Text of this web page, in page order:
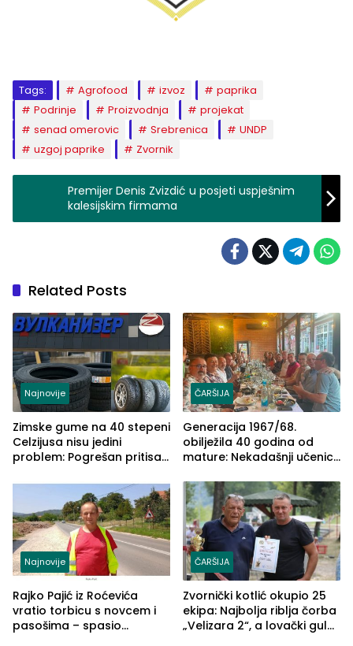
Tags: Agrofood izvoz
paprika
Podrinje
Proizvodnja
projekat
senad omerovic
Srebrenica
UNDP
uzgoj paprike
Zvornik
Premijer Denis Zvizdić u posjeti uspješnim
kalesijskim firmama
Related Posts
Najnovije
Zimske gume na 40 stepeni
Celzijusa nisu jedini
problem: Pogrešan pritisak
ČARŠIJA
Generacija 1967/68.
obilježila 40 godina od
mature: Nekadašnji učenici
(FOTO)
Najnovije
Rajko Pajić iz Roćevića
vratio torbicu s novcem i
pasošima – spasio
ČARŠIJA
Zvornički kotlić okupio 25
ekipa: Najbolja riblja čorba
„Velizara 2“, a lovački gulaš